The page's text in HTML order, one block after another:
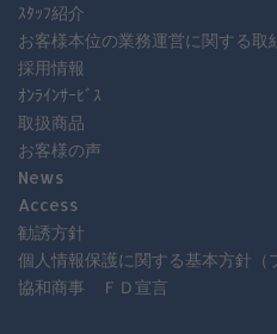
ｽﾀｯﾌ紹介
お客様本位の業務運営に関する取
採用情報
ｵﾝﾗｲﾝｻｰﾋﾞｽ
取扱商品
お客様の声
News
Access
勧誘方針
個人情報保護に関する基本方針（
協和商事 ＦＤ宣言